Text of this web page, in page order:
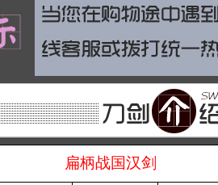
扁柄战国汉剑